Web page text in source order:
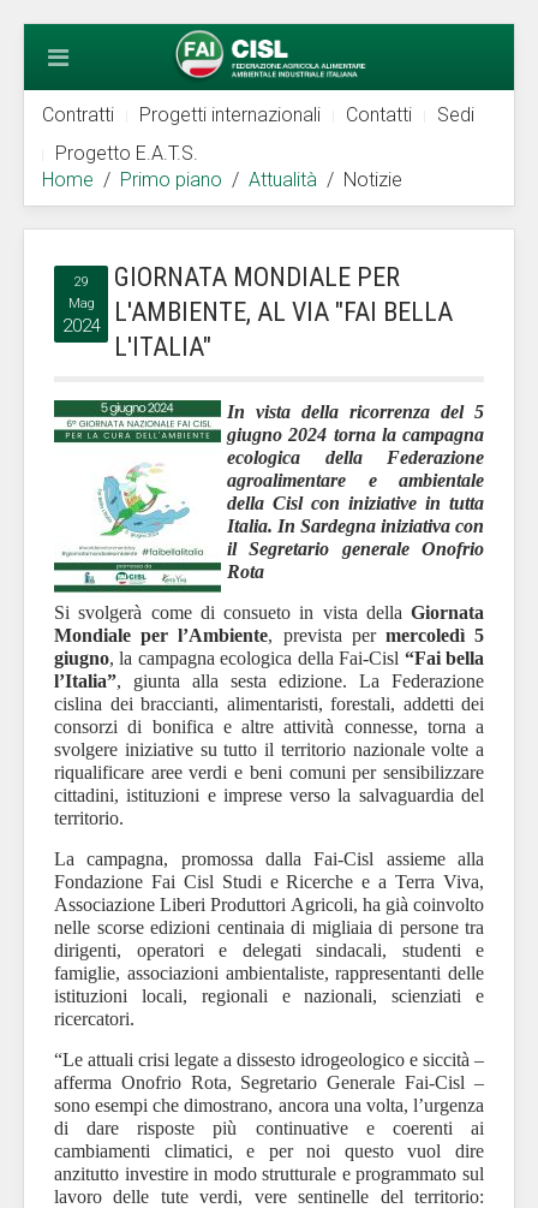
Contratti Progetti internazionali Contatti
Sedi
Progetto E.A.T.S.
Home
Primo piano Attualità Notizie
29
Mag
2024
GIORNATA MONDIALE PER
L'AMBIENTE, AL VIA "FAI BELLA
L'ITALIA"
In vista della ricorrenza del 5
giugno 2024 torna la campagna
ecologica della Federazione
agroalimentare e ambientale
della Cisl con iniziative in tutta
Italia. In Sardegna iniziativa con
il Segretario generale Onofrio
Rota
Si svolgerà come di consueto in vista della Giornata
Mondiale per l’Ambiente, prevista per mercoledì 5
giugno, la campagna ecologica della Fai-Cisl “Fai bella
l’Italia”, giunta alla sesta edizione. La Federazione
cislina dei braccianti, alimentaristi, forestali, addetti dei
consorzi di bonifica e altre attività connesse, torna a
svolgere iniziative su tutto il territorio nazionale volte a
riqualificare aree verdi e beni comuni per sensibilizzare
cittadini, istituzioni e imprese verso la salvaguardia del
territorio.
La campagna, promossa dalla Fai-Cisl assieme alla
Fondazione Fai Cisl Studi e Ricerche e a Terra Viva,
Associazione Liberi Produttori Agricoli, ha già coinvolto
nelle scorse edizioni centinaia di migliaia di persone tra
dirigenti, operatori e delegati sindacali, studenti e
famiglie, associazioni ambientaliste, rappresentanti delle
istituzioni locali, regionali e nazionali, scienziati e
ricercatori.
“Le attuali crisi legate a dissesto idrogeologico e siccità –
afferma Onofrio Rota, Segretario Generale Fai-Cisl –
sono esempi che dimostrano, ancora una volta, l’urgenza
di dare risposte più continuative e coerenti ai
cambiamenti climatici, e per noi questo vuol dire
anzitutto investire in modo strutturale e programmato sul
lavoro delle tute verdi, vere sentinelle del territorio: